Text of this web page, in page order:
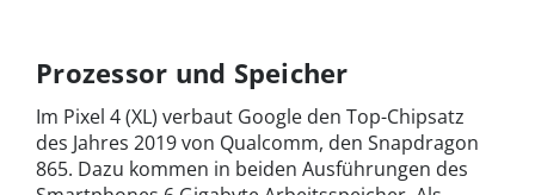
Prozessor und Speicher
Im Pixel 4 (XL) verbaut Google den Top-Chipsatz
des Jahres 2019 von Qualcomm, den Snapdragon
865. Dazu kommen in beiden Ausführungen des